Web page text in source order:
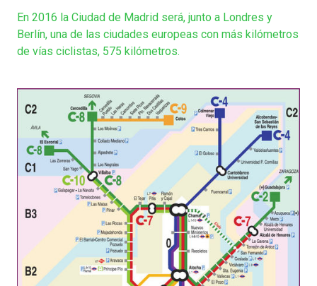
En 2016 la Ciudad de Madrid será, junto a Londres y
Berlín, una de las ciudades europeas con más kilómetros
de vías ciclistas, 575 kilómetros.